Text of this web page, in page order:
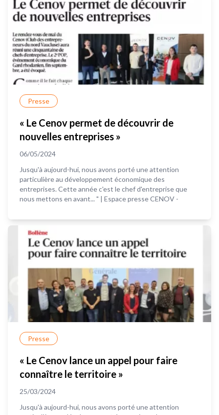
Presse
« Le Cenov permet de découvrir de
nouvelles entreprises »
06/05/2024
Jusqu'à aujourd-hui, nous avons porté une attention
particulière au développement économique des
entreprises. Cette année c'est le chef d'entreprise que
nous mettons en avant... " | Espace presse CENOV -
Presse
« Le Cenov lance un appel pour faire
connaître le territoire »
25/03/2024
Jusqu'à aujourd-hui, nous avons porté une attention